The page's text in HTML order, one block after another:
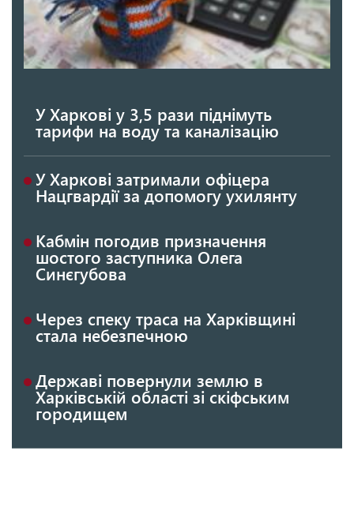
У Харкові у 3,5 рази піднімуть
тарифи на воду та каналізацію
У Харкові затримали офіцера
Нацгвардії за допомогу ухилянту
Кабмін погодив призначення
шостого заступника Олега
Синєгубова
Через спеку траса на Харківщині
стала небезпечною
Державі повернули землю в
Харківській області зі скіфським
городищем